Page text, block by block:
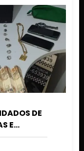
DE
E
CUIABÁ